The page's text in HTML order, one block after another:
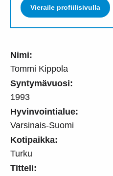
Nimi:
Tommi Kippola
Syntymävuosi:
1993
Hyvinvointialue:
Varsinais-Suomi
Kotipaikka:
Turku
Titteli:
Vieraile profiilisivulla